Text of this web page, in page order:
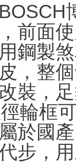
前面
鋼製
，整
裝，
輪框
於國
步，